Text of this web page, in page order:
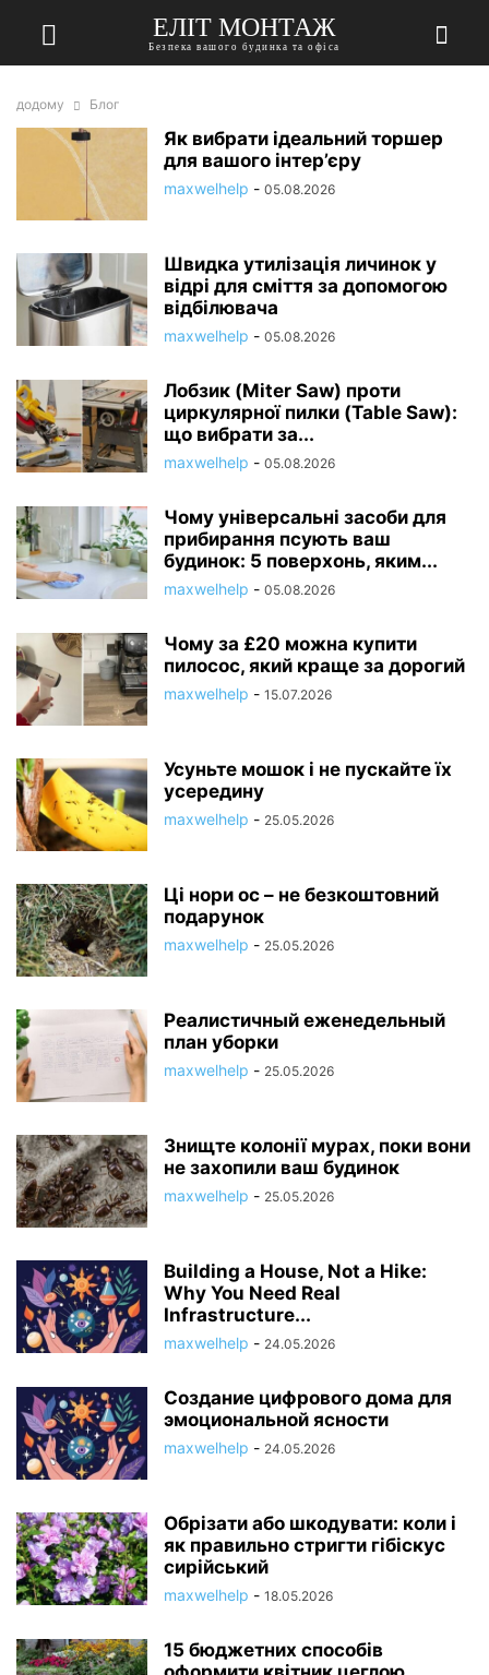
ЕЛІТ МОНТАЖ
Безпека вашого будинка та офіса
додому Блог
Як вибрати ідеальний торшер
для вашого інтер’єру
maxwelhelp - 05.08.2026
Швидка утилізація личинок у
відрі для сміття за допомогою
відбілювача
maxwelhelp - 05.08.2026
Лобзик (Miter Saw) проти
циркулярної пилки (Table Saw):
що вибрати за...
maxwelhelp - 05.08.2026
Чому універсальні засоби для
прибирання псують ваш
будинок: 5 поверхонь, яким...
maxwelhelp - 05.08.2026
Чому за £20 можна купити
пилосос, який краще за дорогий
maxwelhelp - 15.07.2026
Усуньте мошок і не пускайте їх
усередину
maxwelhelp - 25.05.2026
Ці нори ос – не безкоштовний
подарунок
maxwelhelp - 25.05.2026
Реалистичный еженедельный
план уборки
maxwelhelp - 25.05.2026
Знищте колонії мурах, поки вони
не захопили ваш будинок
maxwelhelp - 25.05.2026
Building a House, Not a Hike:
Why You Need Real
Infrastructure...
maxwelhelp - 24.05.2026
Создание цифрового дома для
эмоциональной ясности
maxwelhelp - 24.05.2026
Обрізати або шкодувати: коли і
як правильно стригти гібіскус
сирійський
maxwelhelp - 18.05.2026
15 бюджетних способів